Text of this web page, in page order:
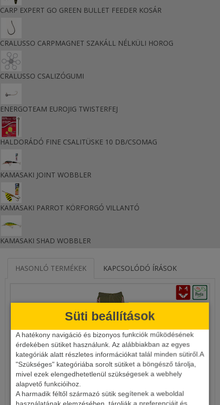
Süti beállítások
A hatékony navigáció és bizonyos funkciók működésének
érdekében sütiket használunk. Az alábbiakban az egyes
kategóriák alatt részletes információkat talál minden sütiről.A
"Szükséges" kategóriába sorolt sütiket a böngésző tárolja,
mivel ezek elengedhetetlenül szükségesek a webhely
alapvető funkcióihoz.
A harmadik féltől származó sütik segítenek a weboldal
használatának elemzésében, tárolják a preferenciáit és
CARP EXPERT GO GREEN BULLET FEEDER KOSÁR
CRALUSSO CARPMAGNET SZAKÁLL NÉLKÜLI HOROG
CRALUSSO CSALIZÓGUMI
ENERGOTEAM EUROJIG TWISTERFEJ
HALDORÁDÓ FINE CSALITÜSKE 10 DB/CSOMAG
KAMASAKI JOINT WOBBLER
KAMASAKI PARROT KÖRFORGÓ VILLANTÓ
KAMASAKI SHAD WOBBLER
HASONLÓ TERMÉKEK KAPCSOLÓDÓ ÍRÁSOK
NAVITAS WOMENS JOGGA ZÖLD MELEGÍTŐNADRÁG
9 090 Ft